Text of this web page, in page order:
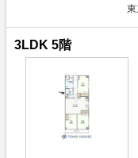
東
3LDK 5階